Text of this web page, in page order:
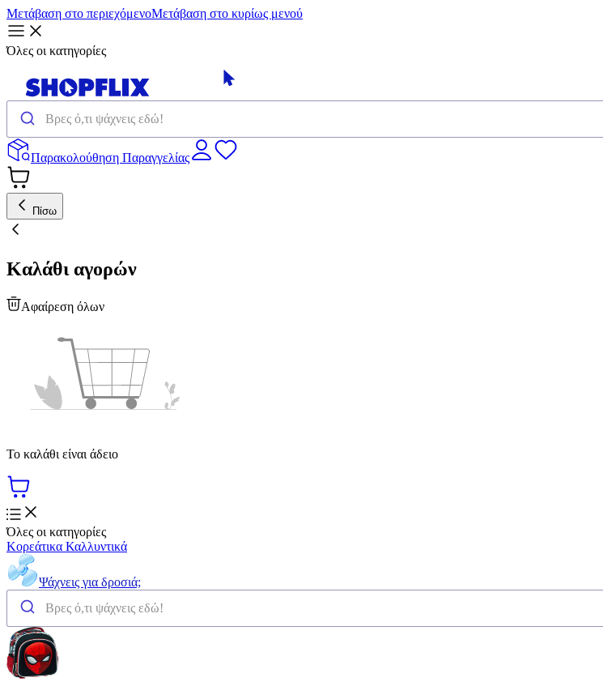
Μετάβαση στο περιεχόμενοΜετάβαση στο κυρίως μενού
Όλες οι κατηγορίες
Παρακολούθηση Παραγγελίας
Πίσω
Καλάθι αγορών
Αφαίρεση όλων
Το καλάθι είναι άδειο
Όλες οι κατηγορίες
Κορεάτικα Καλλυντικά
Ψάχνεις για δροσιά;